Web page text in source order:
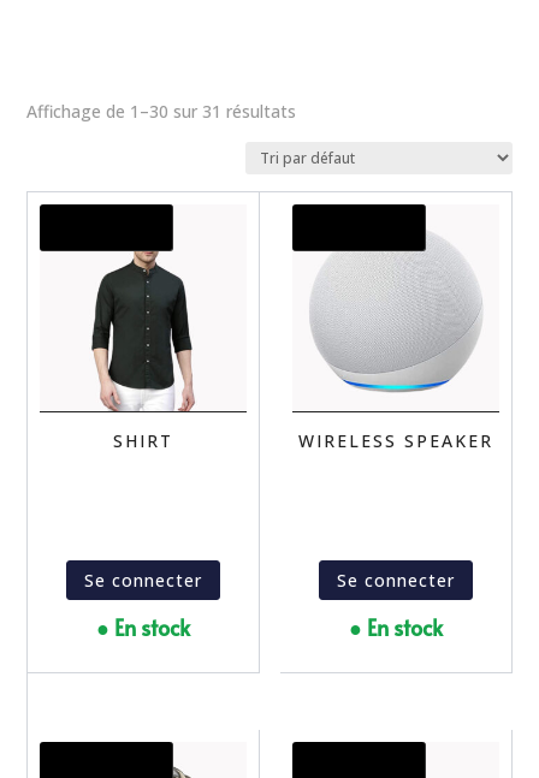
Affichage de 1–30 sur 31 résultats
SHIRT
Se connecter
● En stock
WIRELESS SPEAKER
Se connecter
● En stock